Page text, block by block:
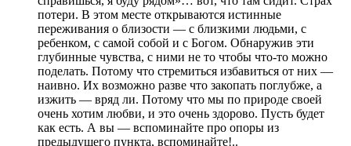
потери. В этом месте открываются истинные
переживания о близости — с близкими людьми, с
ребенком, с самой собой и с Богом. Обнаружив эти
глубинные чувства, с ними не то чтобы что-то можно
поделать. Потому что стремиться избавиться от них —
наивно. Их возможно разве что закопать поглубже, а
изжить — вряд ли. Потому что мы по природе своей
очень хотим любви, и это очень здорово. Пусть будет
как есть. А вы — вспоминайте про опоры из
предыдущего пункта, вспоминайте!..